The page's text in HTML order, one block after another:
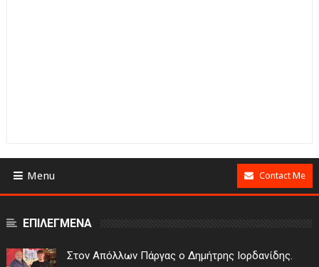
Menu Contact Me
ΕΠΙΛΕΓΜΕΝΑ
Στον Απόλλων Πάργας ο Δημήτρης Ιορδανίδης.